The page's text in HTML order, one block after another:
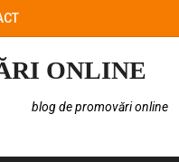
ONLINE
blog de promovări online